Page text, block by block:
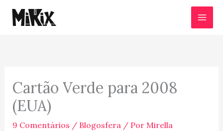
para
Cartão Verde para 2008
(EUA)
9 Comentários / Blogosfera/ Por Mirella